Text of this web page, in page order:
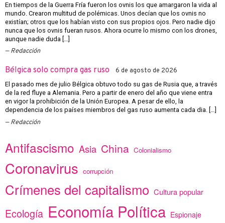
En tiempos de la Guerra Fría fueron los ovnis los que amargaron la vida al
mundo. Crearon multitud de polémicas. Unos decían que los ovnis no
existían; otros que los habían visto con sus propios ojos. Pero nadie dijo
nunca que los ovnis fueran rusos. Ahora ocurre lo mismo con los drones,
aunque nadie duda […]
Redacción
Bélgica solo compra gas ruso 6 de agosto de 2026
El pasado mes de julio Bélgica obtuvo todo su gas de Rusia que, a través
de la red fluye a Alemania. Pero a partir de enero del año que viene entra
en vigor la prohibición de la Unión Europea. A pesar de ello, la
dependencia de los países miembros del gas ruso aumenta cada dia. […]
Redacción
Antifascismo Asia China Colonialismo
Coronavirus corrupción
Crímenes del capitalismo Cultura popular
Ecología Economía Política Espionaje